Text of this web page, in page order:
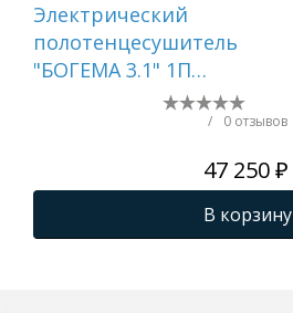
Электрический
полотенцесушитель
"БОГЕМА 3.1" 1П
1000х400 МЭМ левый
(Матовый чёрный)/ 0 отзывов
47 250 ₽
В корзину